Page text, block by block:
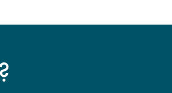
?